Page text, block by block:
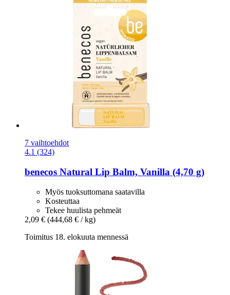
7 vaihtoehdot
4.1 (324)
benecos Natural Lip Balm, Vanilla (4,70 g)
Myös tuoksuttomana saatavilla
Kosteuttaa
Tekee huulista pehmeät
2,09 € (444,68 € / kg)
Toimitus 18. elokuuta mennessä